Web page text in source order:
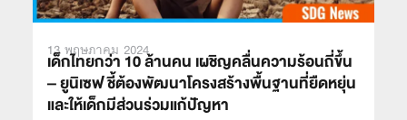
13 พฤษภาคม 2024
เด็กไทยกว่า 10 ล้านคน เผชิญคลื่นความร้อนถี่ขึ้น
– ยูนิเซฟ ชี้ต้องพัฒนาโครงสร้างพื้นฐานที่ยืดหยุ่น
และให้เด็กมีส่วนร่วมแก้ปัญหา